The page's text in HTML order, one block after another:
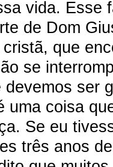
vida. Esse
de Dom
que
se
devemos ser
uma coisa
Se eu
três anos